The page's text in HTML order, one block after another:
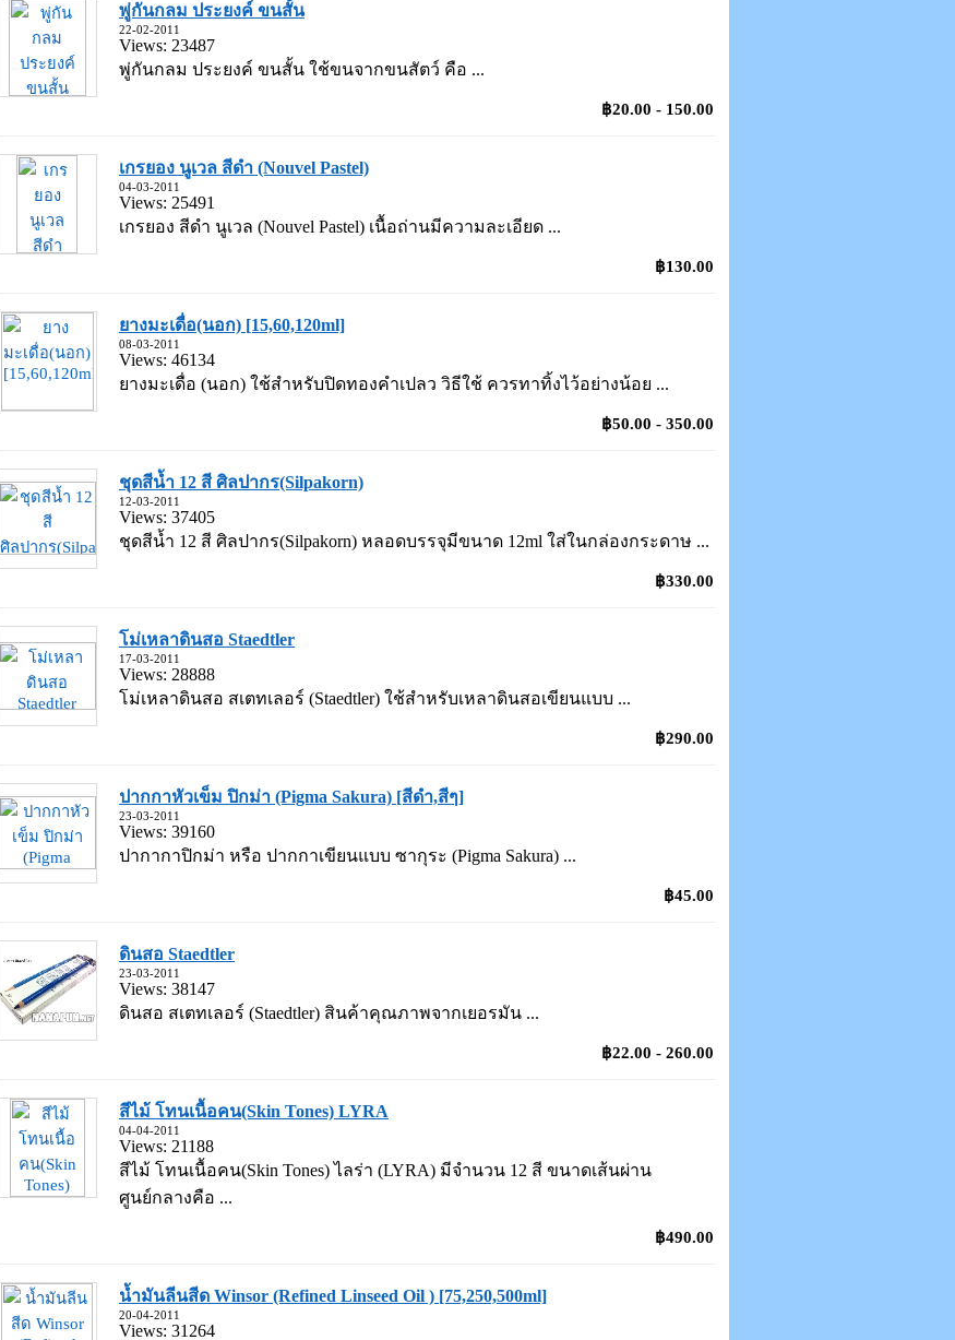
พู่กันกลม ประยงค์ ขนสั้น
22-02-2011
Views: 23487
พู่กันกลม ประยงค์ ขนสั้น ใช้ขนจากขนสัตว์ คือ ...
฿20.00 - 150.00
เกรยอง นูเวล สีดำ (Nouvel Pastel)
04-03-2011
Views: 25491
เกรยอง สีดำ นูเวล (Nouvel Pastel) เนื้อถ่านมีความละเอียด ...
฿130.00
ยางมะเดื่อ(นอก) [15,60,120ml]
08-03-2011
Views: 46134
ยางมะเดื่อ (นอก) ใช้สำหรับปิดทองคำเปลว วิธีใช้ ควรทาทิ้งไว้อย่างน้อย ...
฿50.00 - 350.00
ชุดสีน้ำ 12 สี ศิลปากร(Silpakorn)
12-03-2011
Views: 37405
ชุดสีน้ำ 12 สี ศิลปากร(Silpakorn) หลอดบรรจุมีขนาด 12ml ใส่ในกล่องกระดาษ ...
฿330.00
โม่เหลาดินสอ Staedtler
17-03-2011
Views: 28888
โม่เหลาดินสอ สเตทเลอร์ (Staedtler) ใช้สำหรับเหลาดินสอเขียนแบบ ...
฿290.00
ปากกาหัวเข็ม ปิกม่า (Pigma Sakura) [สีดำ,สีๆ]
23-03-2011
Views: 39160
ปากากาปิกม่า หรือ ปากกาเขียนแบบ ซากุระ (Pigma Sakura) ...
฿45.00
ดินสอ Staedtler
23-03-2011
Views: 38147
ดินสอ สเตทเลอร์ (Staedtler) สินค้าคุณภาพจากเยอรมัน ...
฿22.00 - 260.00
สีไม้ โทนเนื้อคน(Skin Tones) LYRA
04-04-2011
Views: 21188
สีไม้ โทนเนื้อคน(Skin Tones) ไลร่า (LYRA) มีจำนวน 12 สี ขนาดเส้นผ่าน
ศูนย์กลางคือ ...
฿490.00
น้ำมันลีนสีด Winsor (Refined Linseed Oil ) [75,250,500ml]
20-04-2011
Views: 31264